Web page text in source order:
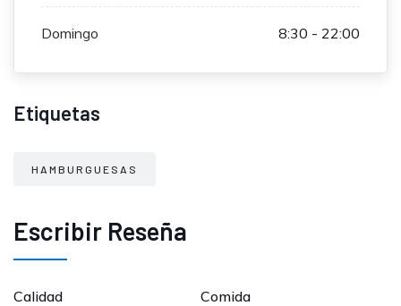
Domingo 8:30 - 22:00
Etiquetas
HAMBURGUESAS
Escribir Reseña
Calidad Comida